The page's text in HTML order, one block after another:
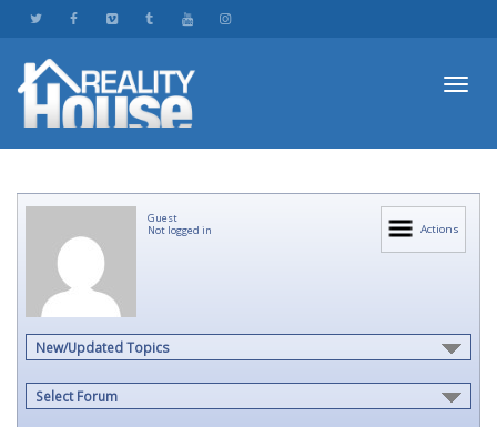
Actions
Guest
Not logged in
New/Updated Topics
Select Forum